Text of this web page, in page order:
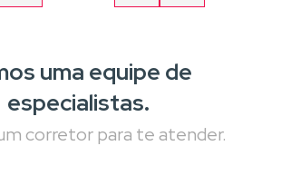
Página
anterior
Próxima
página
Última
página
uma equipe de
especialistas.
corretor para te atender.